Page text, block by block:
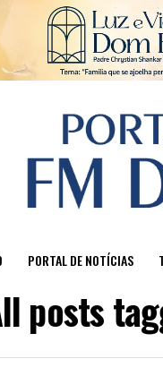
PORTAL DE NOTÍCIAS
posts